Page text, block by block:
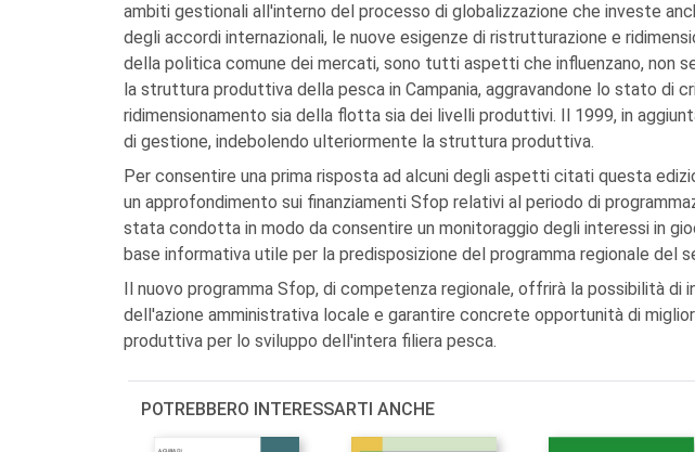
ambiti gestionali all'interno del processo di globalizzazione che investe
degli accordi internazionali, le nuove esigenze di ristrutturazione e
della politica comune dei mercati, sono tutti aspetti che influenzano, non
la struttura produttiva della pesca in Campania, aggravandone lo stato di
ridimensionamento sia della flotta sia dei livelli produttivi. Il 1999, in
di gestione, indebolendo ulteriormente la struttura produttiva.
Per consentire una prima risposta ad alcuni degli aspetti citati questa
un approfondimento sui finanziamenti Sfop relativi al periodo di
stata condotta in modo da consentire un monitoraggio degli interessi in
base informativa utile per la predisposizione del programma regionale del
Il nuovo programma Sfop, di competenza regionale, offrirà la possibilità di
dell'azione amministrativa locale e garantire concrete opportunità di
produttiva per lo sviluppo dell'intera filiera pesca.
POTREBBERO INTERESSARTI ANCHE